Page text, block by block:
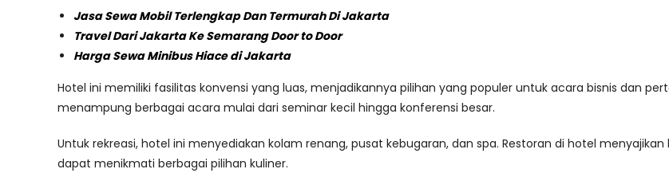
Jasa Sewa Mobil Terlengkap Dan Termurah Di Jakarta
Travel Dari Jakarta Ke Semarang Door to Door
Harga Sewa Minibus Hiace di Jakarta
Hotel ini memiliki fasilitas konvensi yang luas, menjadikannya pilihan yang populer untuk acara bisnis dan
menampung berbagai acara mulai dari seminar kecil hingga konferensi besar.
Untuk rekreasi, hotel ini menyediakan kolam renang, pusat kebugaran, dan spa. Restoran di hotel
dapat menikmati berbagai pilihan kuliner.